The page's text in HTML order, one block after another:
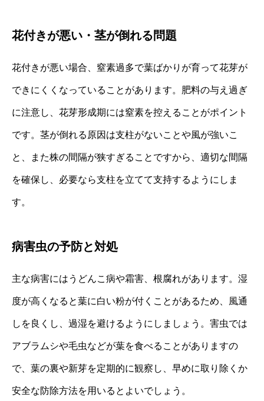
花付きが悪い・茎が倒れる問題
花付きが悪い場合、窒素過多で葉ばかりが育って花芽が
できにくくなっていることがあります。肥料の与え過ぎ
に注意し、花芽形成期には窒素を控えることがポイント
です。茎が倒れる原因は支柱がないことや風が強いこ
と、また株の間隔が狭すぎることですから、適切な間隔
を確保し、必要なら支柱を立てて支持するようにしま
す。
病害虫の予防と対処
主な病害にはうどんこ病や霜害、根腐れがあります。湿
度が高くなると葉に白い粉が付くことがあるため、風通
しを良くし、過湿を避けるようにしましょう。害虫では
アブラムシや毛虫などが葉を食べることがありますの
で、葉の裏や新芽を定期的に観察し、早めに取り除くか
安全な防除方法を用いるとよいでしょう。